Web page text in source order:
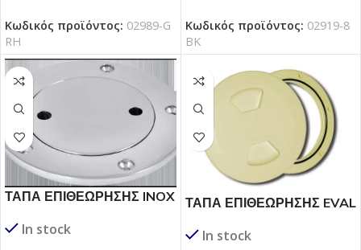
Κωδικός προϊόντος: 02989-G
RH
Κωδικός προϊόντος: 02919-8
BK
ΤΑΠΑ ΕΠΙΘΕΩΡΗΣΗΣ INOX
In stock
ΤΑΠΑ ΕΠΙΘΕΩΡΗΣΗΣ EVAL
In stock